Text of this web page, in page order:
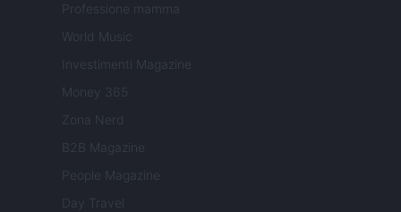
Professione mamma
World Music
Investimenti Magazine
Money 365
Zona Nerd
B2B Magazine
People Magazine
Day Travel